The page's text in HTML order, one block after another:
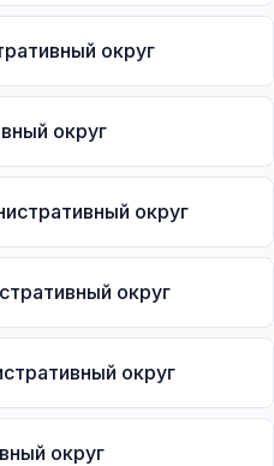
округ
округ
округ
округ
округ
округ